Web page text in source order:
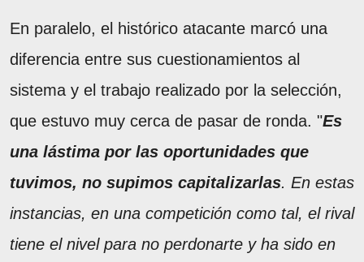
En paralelo, el histórico atacante marcó una
diferencia entre sus cuestionamientos al
sistema y el trabajo realizado por la selección,
que estuvo muy cerca de pasar de ronda. "Es
una lástima por las oportunidades que
tuvimos, no supimos capitalizarlas. En estas
instancias, en una competición como tal, el rival
tiene el nivel para no perdonarte y ha sido en